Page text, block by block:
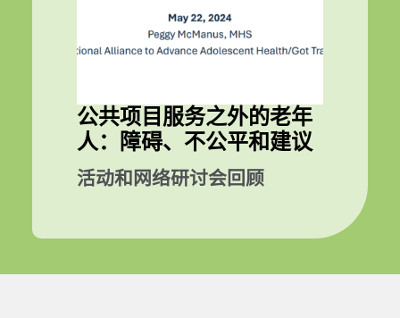
公共项目服务之外的老年
人：障碍、不公平和建议
活动和网络研讨会回顾